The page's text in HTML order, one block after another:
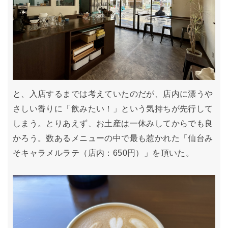
と、入店するまでは考えていたのだが、店内に漂うや
さしい香りに「飲みたい！」という気持ちが先行して
しまう。とりあえず、お土産は一休みしてからでも良
かろう。数あるメニューの中で最も惹かれた「仙台み
そキャラメルラテ（店内：650円）」を頂いた。